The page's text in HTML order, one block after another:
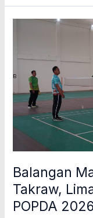
Balangan
Takraw,
POPDA 2026
Balangan
Sepak
Takraw,
Atlet
Disiapkan
untuk
POPDA
2026